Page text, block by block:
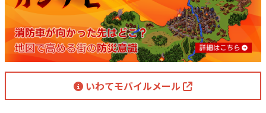
いわてモバイルメール